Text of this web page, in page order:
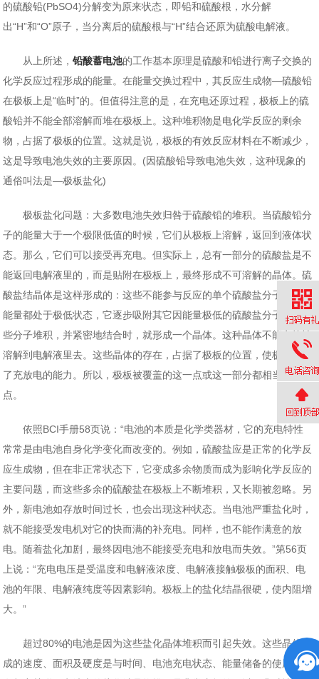
的硫酸铅(PbSO4)分解变为原来状态，即铅和硫酸根，水分解
出“H”和“O”原子，当分离后的硫酸根与“H”结合还原为硫酸电解液。
从上所述，铅酸蓄电池的工作基本原理是硫酸和铅进行离子交换的
化学反应过程形成的能量。在能量交换过程中，其反应生成物—硫酸铅
在极板上是“临时”的。但值得注意的是，在充电还原过程，极板上的硫
酸铅并不能全部溶解而堆在极板上。这种堆积物是电化学反应的剩余
物，占据了极板的位置。这就是说，极板的有效反应材料在不断减少，
这是导致电池失效的主要原因。(因硫酸铅导致电池失效，这种现象的
通俗叫法是—极板盐化)
极板盐化问题：大多数电池失效归咎于硫酸铅的堆积。当硫酸铅分
子的能量大于一个极限低值的时候，它们从极板上溶解，返回到液体状
态。那么，它们可以接受再充电。但实际上，总有一部分的硫酸盐是不
能返回电解液里的，而是贴附在极板上，最终形成不可溶解的晶体。硫
酸盐结晶体是这样形成的：这些不能参与反应的单个硫酸盐分子的核心
能量都处于极低状态，它逐步吸附其它因能量极低的硫酸盐分子。当这
些分子堆积，并紧密地结合时，就形成一个晶体。这种晶体不能有效地
溶解到电解液里去。这些晶体的存在，占据了极板的位置，使极板失去
了充放电的能力。所以，极板被覆盖的这一点或这一部分都相当于是死
点。
依照BCI手册58页说：“电池的本质是化学类器材，它的充电特性
常常是由电池自身化学变化而改变的。例如，硫酸盐应是正常的化学反
应生成物，但在非正常状态下，它变成多余物质而成为影响化学反应的
主要问题，而这些多余的硫酸盐在极板上不断堆积，又长期被忽略。另
外，新电池如存放时间过长，也会出现这种状态。当电池严重盐化时，
就不能接受发电机对它的快而满的补充电。同样，也不能作满意的放
电。随着盐化加剧，最终因电池不能接受充电和放电而失效。”第56页
上说：“充电电压是受温度和电解液浓度、电解液接触极板的面积、电
池的年限、电解液纯度等因素影响。极板上的盐化结晶很硬，使内阻增
大。”
超过80%的电池是因为这些盐化晶体堆积而引起失效。这些晶体形
成的速度、面积及硬度是与时间、电池充电状态、能量储备的使用周期